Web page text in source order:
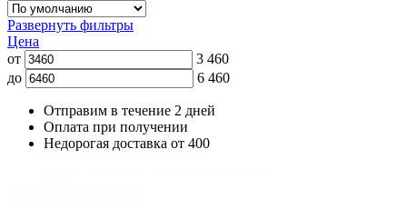
Развернуть фильтры
Цена
от
3 460
до
6 460
Отправим в течение 2 дней
Оплата при получении
Недорогая доставка от 400